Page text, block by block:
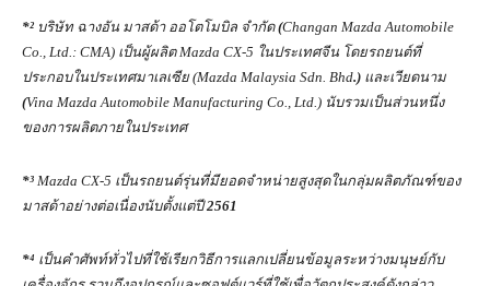
*² บริษัท ฉางอัน มาสด้า ออโตโมบิล จำกัด(Changan Mazda Automobile
Co., Ltd.: CMA) เป็นผู้ผลิตMazda CX-5 ในประเทศจีน โดยรถยนต์ที่
ประกอบในประเทศมาเลเซีย (Mazda Malaysia Sdn. Bhd.) และเวียดนาม
(Vina Mazda Automobile Manufacturing Co., Ltd.) นับรวมเป็นส่วนหนึ่ง
ของการผลิตภายในประเทศ
*³ Mazda CX-5 เป็นรถยนต์รุ่นที่มียอดจำหน่ายสูงสุดในกลุ่มผลิตภัณฑ์ของ
มาสด้าอย่างต่อเนื่องนับตั้งแต่ปี2561
*⁴ เป็นคำศัพท์ทั่วไปที่ใช้เรียกวิธีการแลกเปลี่ยนข้อมูลระหว่างมนุษย์กับ